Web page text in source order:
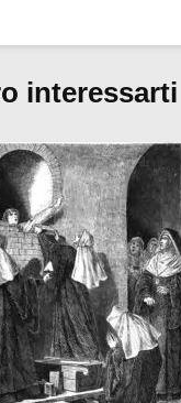
interessarti